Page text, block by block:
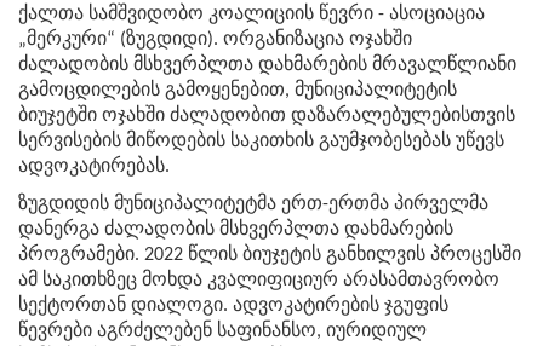
ქალთა სამშვიდობო კოალიციის წევრი - ასოციაცია
„მერკური“ (ზუგდიდი). ორგანიზაცია ოჯახში
ძალადობის მსხვერპლთა დახმარების მრავალწლიანი
გამოცდილების გამოყენებით, მუნიციპალიტეტის
ბიუჯეტში ოჯახში ძალადობით დაზარალებულებისთვის
სერვისების მიწოდების საკითხის გაუმჯობესებას უწევს
ადვოკატირებას.
ზუგდიდის მუნიციპალიტეტმა ერთ-ერთმა პირველმა
დანერგა ძალადობის მსხვერპლთა დახმარების
პროგრამები. 2022 წლის ბიუჯეტის განხილვის პროცესში
ამ საკითხზეც მოხდა კვალიფიციურ არასამთავრობო
სექტორთან დიალოგი. ადვოკატირების ჯგუფის
წევრები აგრძელებენ საფინანსო, იურიდიულ